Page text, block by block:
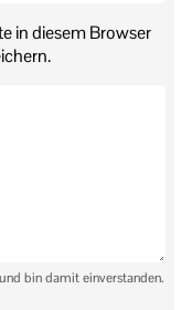
in diesem Browser
bin damit einverstanden.